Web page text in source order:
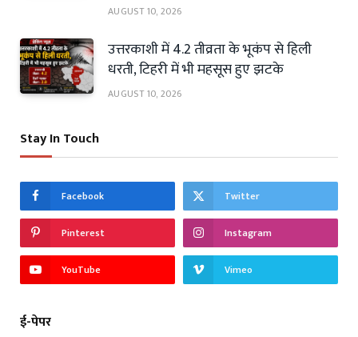
AUGUST 10, 2026
उत्तरकाशी में 4.2 तीव्रता के भूकंप से हिली
धरती, टिहरी में भी महसूस हुए झटके
AUGUST 10, 2026
Stay In Touch
Facebook Twitter
Pinterest Instagram
YouTube Vimeo
ई-पेपर